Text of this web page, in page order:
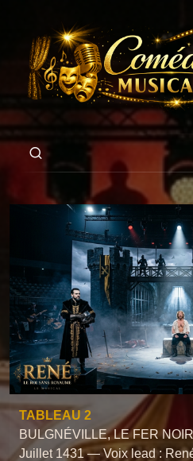
TABLEAU 2
BULGNÉVILLE, LE FER NOIR
Juillet 1431 — Voix lead :